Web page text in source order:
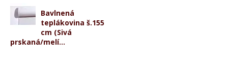
Bavlnená
teplákovina š.155
cm (Sivá
prskaná/melí...